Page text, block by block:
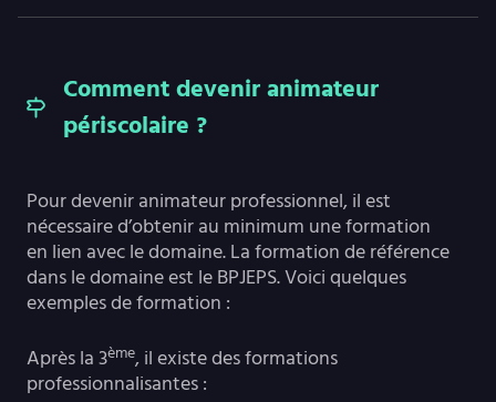
Comment devenir animateur
périscolaire ?
Pour devenir animateur professionnel, il est
nécessaire d’obtenir au minimum une formation
en lien avec le domaine. La formation de référence
dans le domaine est le BPJEPS. Voici quelques
exemples de formation :
Après la 3ème, il existe des formations
professionnalisantes :